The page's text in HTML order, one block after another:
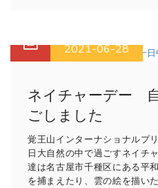
2021-06-28
ネイチャーデー
ごしました
覚王山インターナショナルプ
日大自然の中で過ごすネイチ
達は名古屋市千種区にある平
を捕まえたり、雲の絵を描い